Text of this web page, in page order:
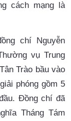
cách mạng là
chí Nguyễn
vụ Trung
Trào bầu vào
phóng gồm 5
Đồng chí đã
Tháng Tám